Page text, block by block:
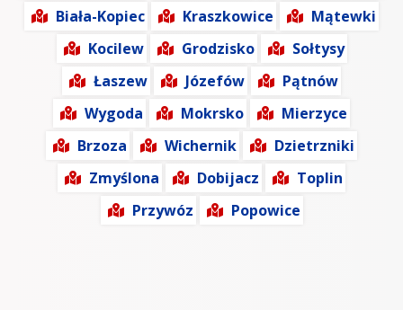
Biała-Kopiec
Kraszkowice
Mątewki
Kocilew
Grodzisko
Sołtysy
Łaszew
Józefów
Pątnów
Wygoda
Mokrsko
Mierzyce
Brzoza
Wichernik
Dzietrzniki
Zmyślona
Dobijacz
Toplin
Przywóz
Popowice